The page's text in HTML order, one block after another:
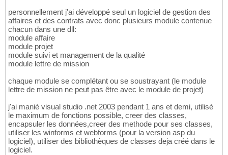
personnellement j'ai développé seul un logiciel de gestion des
affaires et des contrats avec donc plusieurs module contenue
chacun dans une dll:
module affaire
module projet
module suivi et management de la qualité
module lettre de mission
chaque module se complétant ou se soustrayant (le module
lettre de mission ne peut pas être avec le module de projet)
j'ai manié visual studio .net 2003 pendant 1 ans et demi, utilisé
le maximum de fonctions possible, creer des classes,
encapsuler les données,creer des methode pour ses classes,
utiliser les winforms et webforms (pour la version asp du
logiciel), utiliser des bibliothèques de classes deja créé dans le
logiciel.